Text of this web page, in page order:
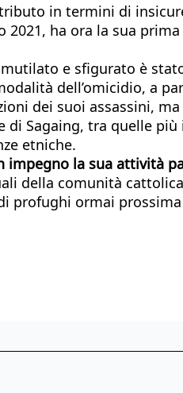
in termini di
ha ora la sua
e sfigurato è
dell’omicidio, a
dei suoi assassini,
di Sagaing, tra quelle
etniche.
impegno la sua attività
della comunità
profughi ormai